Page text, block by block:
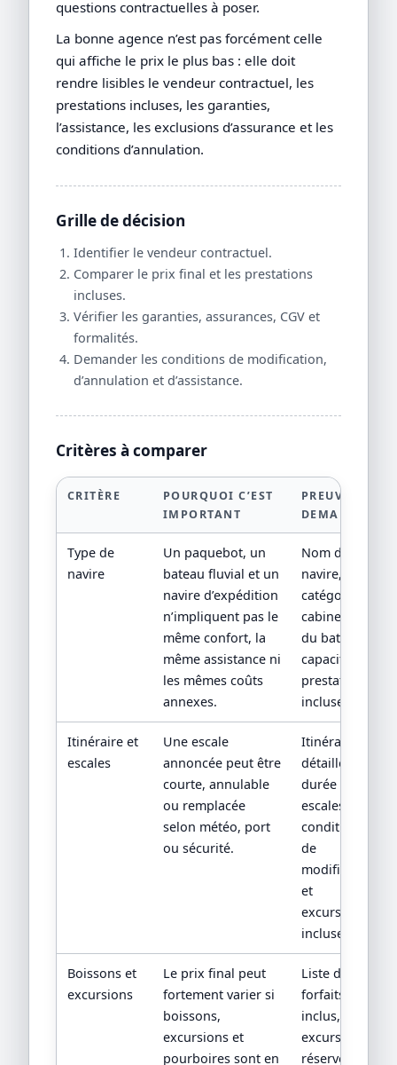
questions contractuelles à poser.
La bonne agence n’est pas forcément celle
qui affiche le prix le plus bas : elle doit
rendre lisibles le vendeur contractuel, les
prestations incluses, les garanties,
l’assistance, les exclusions d’assurance et les
conditions d’annulation.
Grille de décision
Identifier le vendeur contractuel.
Comparer le prix final et les prestations
incluses.
Vérifier les garanties, assurances, CGV et
formalités.
Demander les conditions de modification,
d’annulation et d’assistance.
Critères à comparer
CRITÈRE
POURQUOI C’EST
IMPORTANT
PREUVE À
DEMANDER
Type de
navire
Un paquebot, un
bateau fluvial et un
navire d’expédition
n’impliquent pas le
même confort, la
même assistance ni
les mêmes coûts
annexes.
Nom du
navire,
catégorie
cabine, plan
du bateau,
capacité et
prestations
incluses.
Itinéraire et
escales
Une escale
annoncée peut être
courte, annulable
ou remplacée
selon météo, port
ou sécurité.
Itinéraire
détaillé,
durée des
escales,
conditions
de
modification
et
excursions
incluses.
Boissons et
excursions
Le prix final peut
fortement varier si
boissons,
excursions et
pourboires sont en
Liste des
forfaits
inclus,
excursions
réservées,